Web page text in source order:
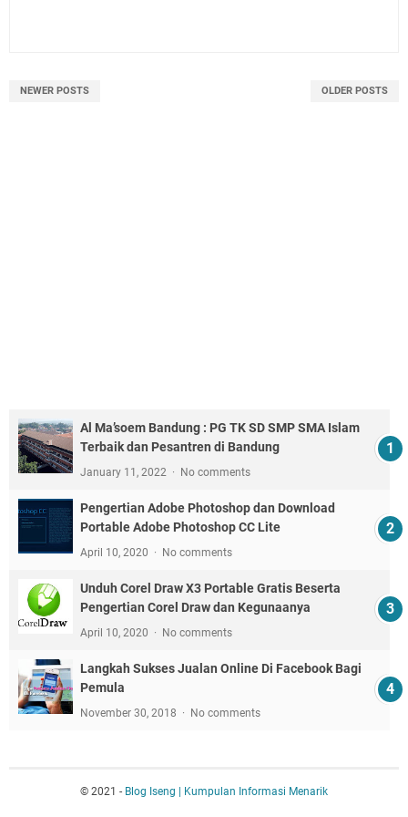
NEWER POSTS OLDER POSTS
Al Ma’soem Bandung : PG TK SD SMP SMA Islam
Terbaik dan Pesantren di Bandung
January 11, 2022 No comments
Pengertian Adobe Photoshop dan Download
Portable Adobe Photoshop CC Lite
April 10, 2020 No comments
Unduh Corel Draw X3 Portable Gratis Beserta
Pengertian Corel Draw dan Kegunaanya
April 10, 2020 No comments
Langkah Sukses Jualan Online Di Facebook Bagi
Pemula
November 30, 2018 No comments
© 2021 - Blog Iseng | Kumpulan Informasi Menarik